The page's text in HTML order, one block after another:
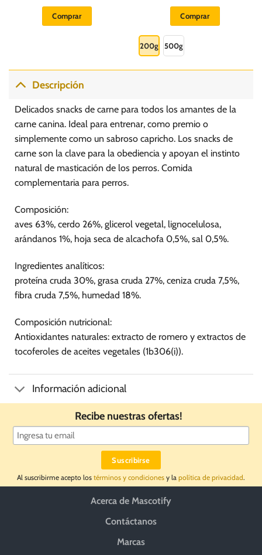
Comprar
Comprar
múltiples
opciones
pueden
elegir
en
200g 500g
Descripción
Delicados snacks de carne para todos los amantes de la
carne canina. Ideal para entrenar, como premio o
simplemente como un sabroso capricho. Los snacks de
carne son la clave para la obediencia y apoyan el instinto
natural de masticación de los perros. Comida
complementaria para perros.
Composición:
aves 63%, cerdo 26%, glicerol vegetal, lignocelulosa,
arándanos 1%, hoja seca de alcachofa 0,5%, sal 0,5%.
Ingredientes analíticos:
proteína cruda 30%, grasa cruda 27%, ceniza cruda 7,5%,
fibra cruda 7,5%, humedad 18%.
Composición nutricional:
Antioxidantes naturales: extracto de romero y extractos de
tocoferoles de aceites vegetales (1b306(i)).
Información adicional
Recibe nuestras ofertas!
Al suscribirme acepto los términos y condiciones y la política de privacidad.
Acerca de Mascotify
Contáctanos
Marcas